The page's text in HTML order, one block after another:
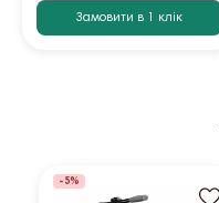
Замовити в 1 клік
-5%